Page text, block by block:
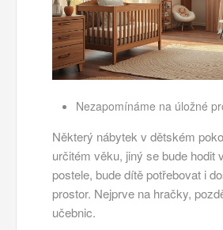
Nezapomínáme na úložné
Některý nábytek v dětském
určitém věku, jiný se bude hodit
postele, bude dítě potřebovat i
prostor. Nejprve na hračky,
učebnic.